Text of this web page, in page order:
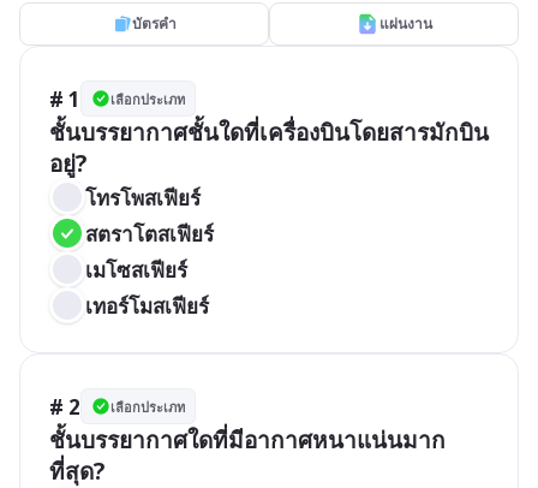
บัตรคำ แผ่นงาน
# 1 เลือกประเภท
ชั้นบรรยากาศชั้นใดที่เครื่องบินโดยสารมักบิน
อยู่?
โทรโพสเฟียร์
สตราโตสเฟียร์
เมโซสเฟียร์
เทอร์โมสเฟียร์
# 2 เลือกประเภท
ชั้นบรรยากาศใดที่มีอากาศหนาแน่นมาก
ที่สุด?